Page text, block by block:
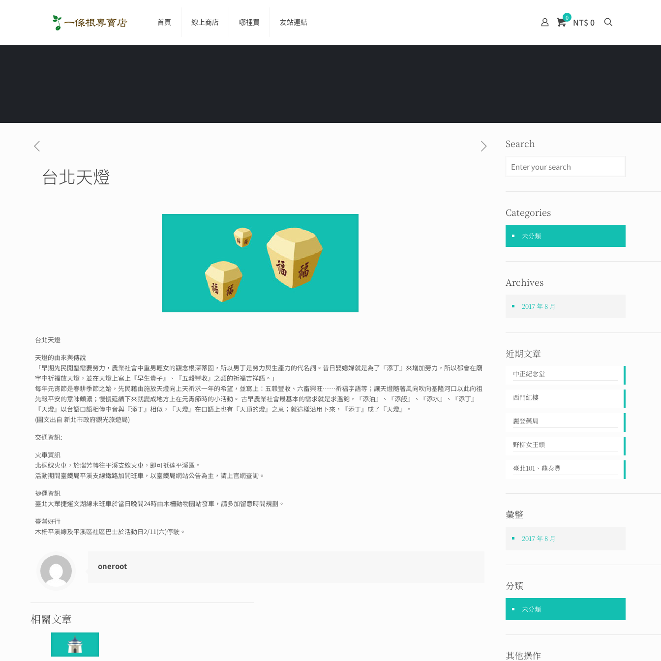
首頁 線上商店 哪裡買 友站連結
0 NT$ 0
台北天燈
台北天燈
天燈的由來與傳說
「早期先民開墾需要勞力，農業社會中重男輕女的觀念根深蒂固，所以男丁是勞力與生產力的代名詞。昔日娶媳婦就是為了『添丁』來增加勞力，所以都會在廟
宇中祈福放天燈，並在天燈上寫上『早生貴子』、『五穀豐收』之類的祈福吉祥語。」
每年元宵節是春耕季節之始，先民藉由施放天燈向上天祈求一年的希望，並寫上：五穀豐收、六畜興旺……祈福字語等；讓天燈隨著風向吹向基隆河口以此向祖
先報平安的意味頗濃；慢慢延續下來就變成地方上在元宵節時的小活動。 古早農業社會最基本的需求就是求溫飽，『添油』、『添飯』、『添水』、『添丁』
『天燈』以台語口語相傳中音與『添丁』相似，『天燈』在口語上也有『天頂的燈』之意；就這樣沿用下來，『添丁』成了『天燈』。
(圖文出自 新北市政府觀光旅遊局)
交通資訊:
火車資訊
北迴線火車，於瑞芳轉往平溪支線火車，即可抵達平溪區。
活動期間臺鐵局平溪支線鐵路加開班車，以臺鐵局網站公告為主，請上官網查詢。
捷運資訊
臺北大眾捷運文湖線末班車於當日晚間24時由木柵動物園站發車，請多加留意時間規劃。
臺灣好行
木柵平溪線及平溪區社區巴士於活動日2/11(六)停駛。
oneroot
相關文章
Search
Categories
未分類
Archives
2017 年 8 月
近期文章
中正紀念堂
西門紅樓
麗登藥局
野柳女王頭
臺北101、鼎泰豐
彙整
2017 年 8 月
分類
未分類
其他操作